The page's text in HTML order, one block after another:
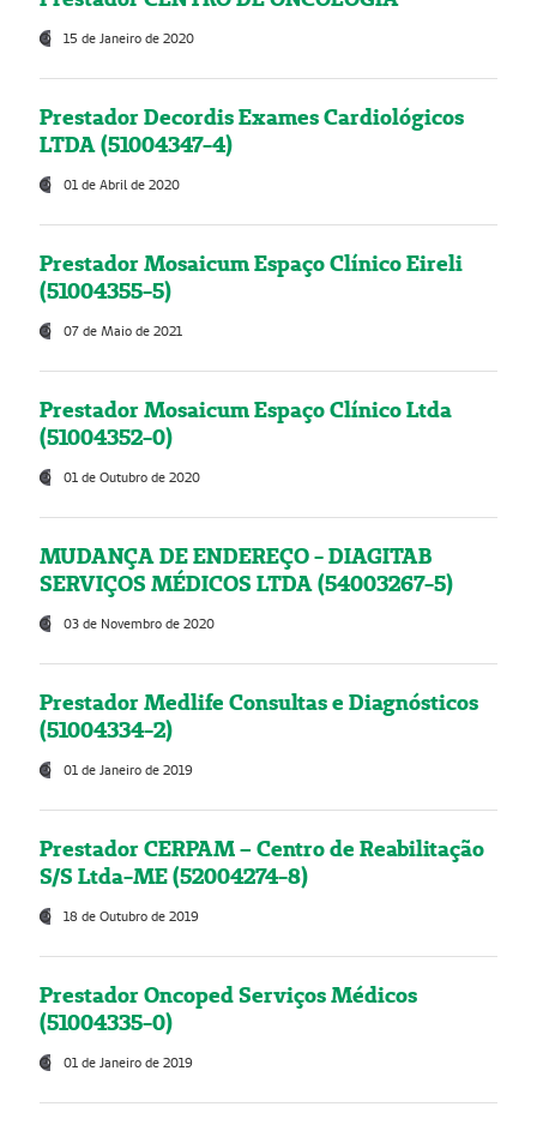
15 de Janeiro de 2020
Prestador Decordis Exames Cardiológicos
LTDA (51004347-4)
01 de Abril de 2020
Prestador Mosaicum Espaço Clínico Eireli
(51004355-5)
07 de Maio de 2021
Prestador Mosaicum Espaço Clínico Ltda
(51004352-0)
01 de Outubro de 2020
MUDANÇA DE ENDEREÇO - DIAGITAB
SERVIÇOS MÉDICOS LTDA (54003267-5)
03 de Novembro de 2020
Prestador Medlife Consultas e Diagnósticos
(51004334-2)
01 de Janeiro de 2019
Prestador CERPAM – Centro de Reabilitação
S/S Ltda-ME (52004274-8)
18 de Outubro de 2019
Prestador Oncoped Serviços Médicos
(51004335-0)
01 de Janeiro de 2019